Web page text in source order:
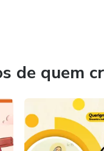
de quem